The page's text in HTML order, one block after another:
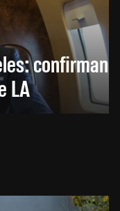
confirman
LA